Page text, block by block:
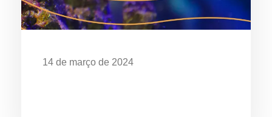
14 de março de 2024